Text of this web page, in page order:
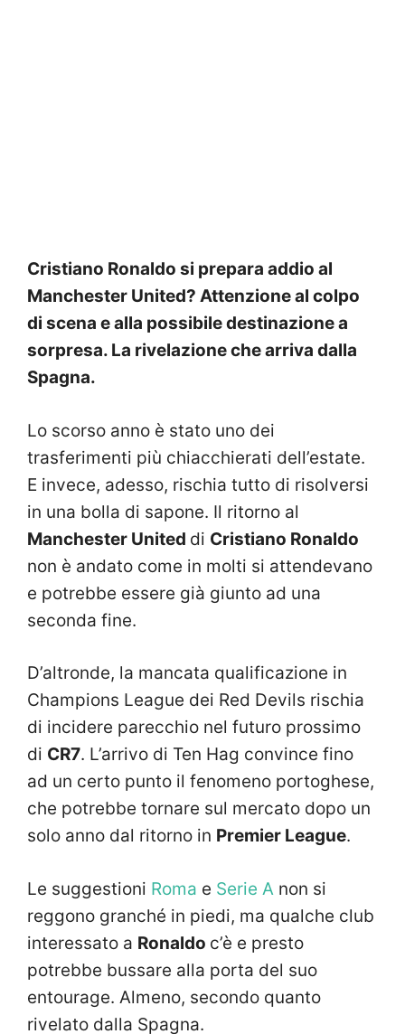
Cristiano Ronaldo si prepara addio al
Manchester United? Attenzione al colpo
di scena e alla possibile destinazione a
sorpresa. La rivelazione che arriva dalla
Spagna.
Lo scorso anno è stato uno dei
trasferimenti più chiacchierati dell’estate.
E invece, adesso, rischia tutto di risolversi
in una bolla di sapone. Il ritorno al
Manchester United di Cristiano Ronaldo
non è andato come in molti si attendevano
e potrebbe essere già giunto ad una
seconda fine.
D’altronde, la mancata qualificazione in
Champions League dei Red Devils rischia
di incidere parecchio nel futuro prossimo
di CR7. L’arrivo di Ten Hag convince fino
ad un certo punto il fenomeno portoghese,
che potrebbe tornare sul mercato dopo un
solo anno dal ritorno in Premier League.
Le suggestioni Roma e Serie A non si
reggono granché in piedi, ma qualche club
interessato a Ronaldo c’è e presto
potrebbe bussare alla porta del suo
entourage. Almeno, secondo quanto
rivelato dalla Spagna.